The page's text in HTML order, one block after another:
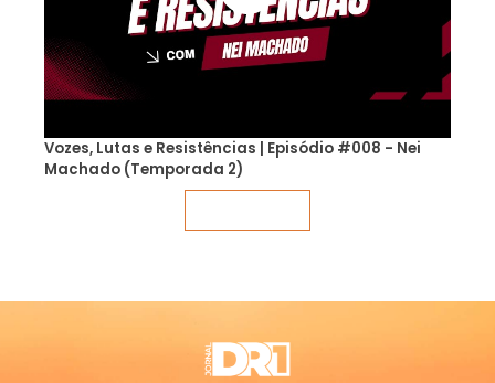
Vozes, Lutas e Resistências | Episódio #008 - Nei
Machado (Temporada 2)